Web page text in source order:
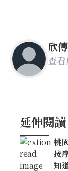
欣
查
延伸閱讀
桃
按
知